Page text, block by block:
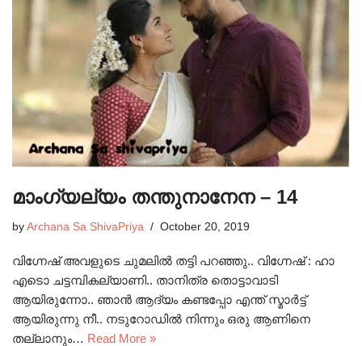
മാംഗ്യല്യം തന്തുനാനേന – 14
by Archana Sa ShivaPriya October 20, 2019
വിഗ്നേഷ് അവളുടെ ചുമലിൽ തട്ടി പറഞ്ഞു.. വിഗ്നേഷ് : ഹാ
എടൊ ചട്ടമ്പികല്യാണി.. താനിത്ര തൊട്ടാവാടി
ആയിരുന്നോ.. ഞാൻ ആദ്യം കണ്ടപ്പോ എന്ത് സ്മാർട്ട്
ആയിരുന്നു നീ.. നടുറോഡിൽ നിന്നും ഒരു ആണിനെ
തല്ലാനും… Read More »